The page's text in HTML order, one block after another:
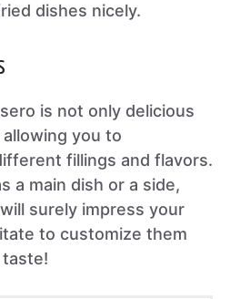
dishes nicely.
is not only delicious
you to
fillings and flavors.
a main dish or a side,
surely impress your
to customize them